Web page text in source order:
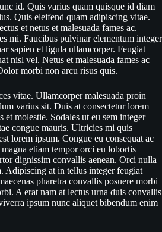
id. Quis varius quam quisque id diam
Quis eleifend quam adipiscing vitae.
et netus et malesuada fames ac.
mi. Faucibus pulvinar elementum integer
sapien et ligula ullamcorper. Feugiat
nisl vel. Netus et malesuada fames ac
morbi non arcu risus quis.
vitae. Ullamcorper malesuada proin
varius sit. Duis at consectetur lorem
et molestie. Sodales ut eu sem integer
congue mauris. Ultricies mi quis
lorem ipsum. Congue eu consequat ac
etiam tempor orci eu lobortis
dignissim convallis aenean. Orci nulla
Adipiscing at in tellus integer feugiat
pharetra convallis posuere morbi
A erat nam at lectus urna duis convallis
ipsum nunc aliquet bibendum enim